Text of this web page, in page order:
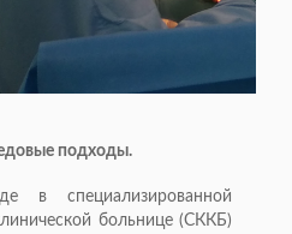
подходы.
в специализированной
больнице (СККБ)